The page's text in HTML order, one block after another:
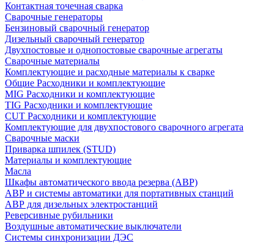
Контактная точечная сварка
Сварочные генераторы
Бензиновый сварочный генератор
Дизельный сварочный генератор
Двухпостовые и однопостовые сварочные агрегаты
Сварочные материалы
Комплектующие и расходные материалы к сварке
Общие Расходники и комплектующие
MIG Расходники и комплектующие
TIG Расходники и комплектующие
CUT Расходники и комплектующие
Комплектующие для двухпостового сварочного агрегата
Сварочные маски
Приварка шпилек (STUD)
Материалы и комплектующие
Масла
Шкафы автоматического ввода резерва (АВР)
АВР и системы автоматики для портативных станций
АВР для дизельных электростанций
Реверсивные рубильники
Воздушные автоматические выключатели
Системы синхронизации ДЭС